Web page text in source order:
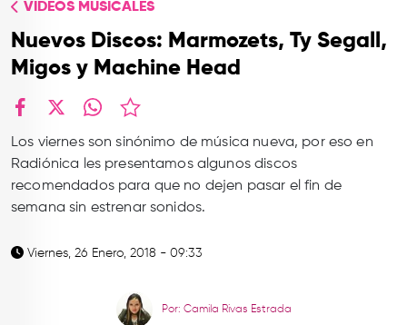
TOP
QUIÉNES SOMOS
CONTACTO
VIDEOS MUSICALES
Nuevos Discos: Marmozets, Ty Segall,
Migos y Machine Head
Los viernes son sinónimo de música nueva, por eso en
Radiónica les presentamos algunos discos
recomendados para que no dejen pasar el fin de
semana sin estrenar sonidos.
Viernes, 26 Enero, 2018 - 09:33
Por: Camila Rivas Estrada